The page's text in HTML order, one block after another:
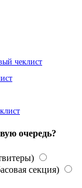
чеклист
очередь?
секция)